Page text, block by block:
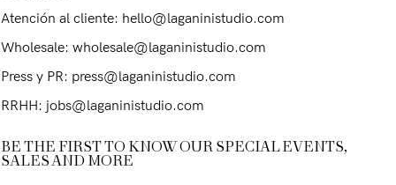
Atención al cliente: hello@laganinistudio.com
Wholesale: wholesale@laganinistudio.com
Press y PR: press@laganinistudio.com
RRHH: jobs@laganinistudio.com
BE THE FIRST TO KNOW OUR SPECIAL EVENTS,
SALES AND MORE